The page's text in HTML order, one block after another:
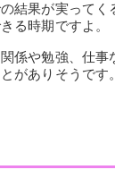
結果が実ってく
る時期ですよ。
係や勉強、仕
がありそうです